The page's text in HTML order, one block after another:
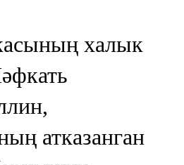
халык
атказанган